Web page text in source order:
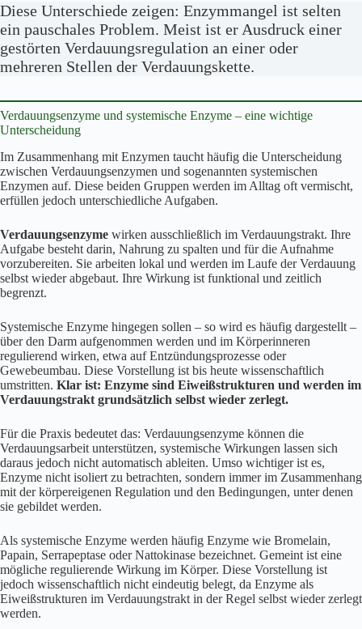
Diese Unterschiede zeigen: Enzymmangel ist selten
ein pauschales Problem. Meist ist er Ausdruck einer
gestörten Verdauungsregulation an einer oder
mehreren Stellen der Verdauungskette.
Verdauungsenzyme und systemische Enzyme – eine wichtige
Unterscheidung
Im Zusammenhang mit Enzymen taucht häufig die Unterscheidung
zwischen Verdauungsenzymen und sogenannten systemischen
Enzymen auf. Diese beiden Gruppen werden im Alltag oft vermischt,
erfüllen jedoch unterschiedliche Aufgaben.
Verdauungsenzyme wirken ausschließlich im Verdauungstrakt. Ihre
Aufgabe besteht darin, Nahrung zu spalten und für die Aufnahme
vorzubereiten. Sie arbeiten lokal und werden im Laufe der Verdauung
selbst wieder abgebaut. Ihre Wirkung ist funktional und zeitlich
begrenzt.
Systemische Enzyme hingegen sollen – so wird es häufig dargestellt –
über den Darm aufgenommen werden und im Körperinneren
regulierend wirken, etwa auf Entzündungsprozesse oder
Gewebeumbau. Diese Vorstellung ist bis heute wissenschaftlich
umstritten. Klar ist: Enzyme sind Eiweißstrukturen und werden im
Verdauungstrakt grundsätzlich selbst wieder zerlegt.
Für die Praxis bedeutet das: Verdauungsenzyme können die
Verdauungsarbeit unterstützen, systemische Wirkungen lassen sich
daraus jedoch nicht automatisch ableiten. Umso wichtiger ist es,
Enzyme nicht isoliert zu betrachten, sondern immer im Zusammenhang
mit der körpereigenen Regulation und den Bedingungen, unter denen
sie gebildet werden.
Als systemische Enzyme werden häufig Enzyme wie Bromelain,
Papain, Serrapeptase oder Nattokinase bezeichnet. Gemeint ist eine
mögliche regulierende Wirkung im Körper. Diese Vorstellung ist
jedoch wissenschaftlich nicht eindeutig belegt, da Enzyme als
Eiweißstrukturen im Verdauungstrakt in der Regel selbst wieder zerlegt
werden.